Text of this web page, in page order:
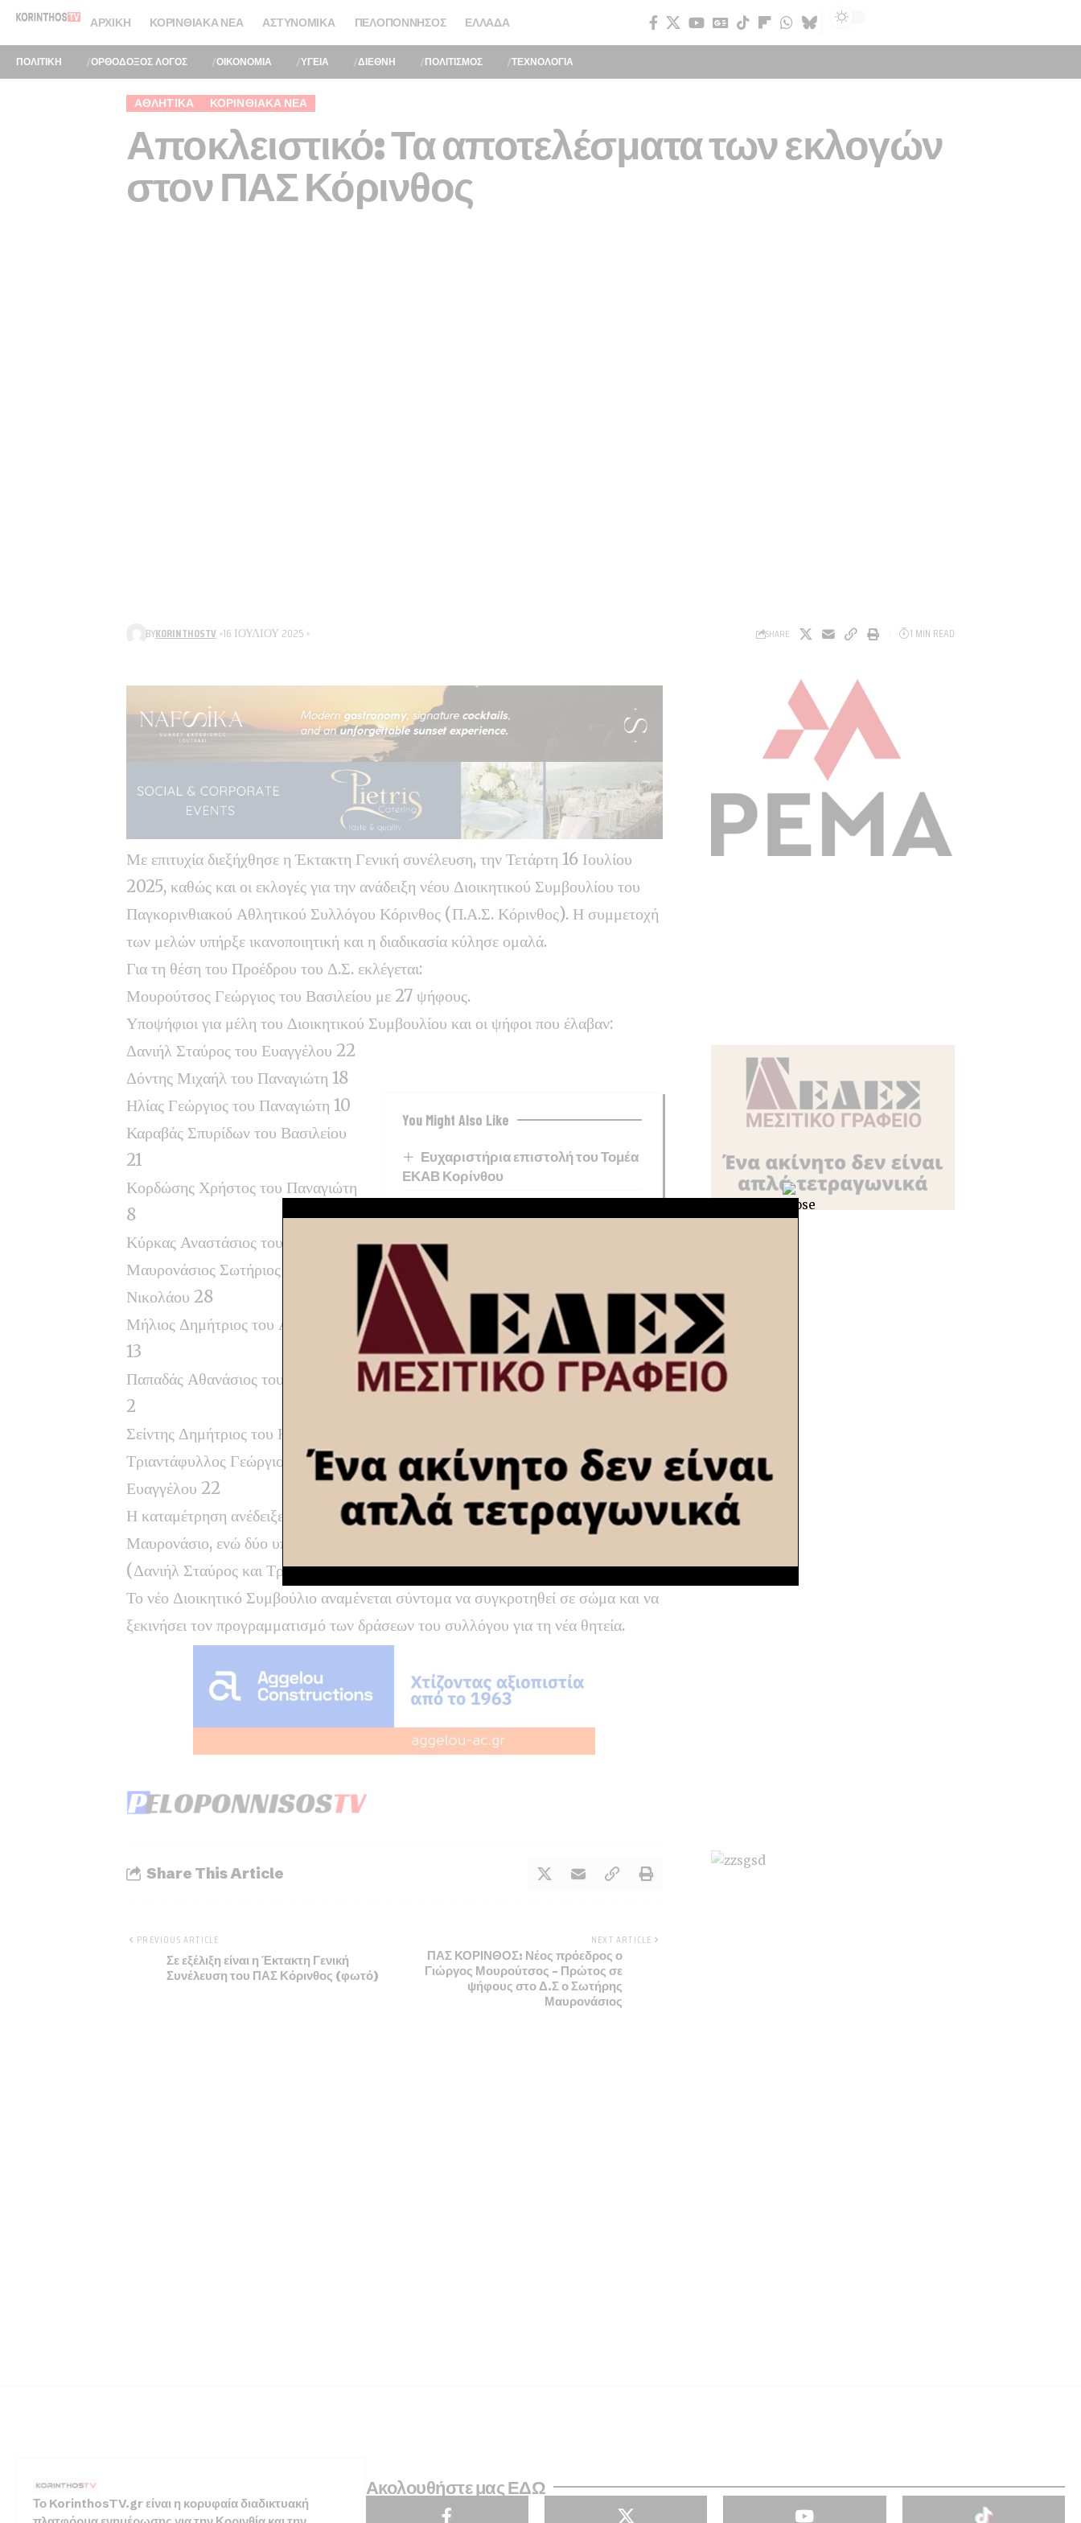
ΑΡΧΙΚΉ ΚΟΡΙΝΘΙΑΚΆ ΝΈΑ ΑΣΤΥΝΟΜΙΚΆ ΠΕΛΟΠΌΝΝΗΣΟΣ ΕΛΛΆΔΑ
ΠΟΛΙΤΙΚΗ ΟΡΘΟΔΟΞΟΣ ΛΟΓΟΣ ΟΙΚΟΝΟΜΙΑ ΥΓΕΙΑ ΔΙΕΘΝΗ ΠΟΛΙΤΙΣΜΟΣ ΤΕΧΝΟΛΟΓΙΑ
ΑΘΛΗΤΙΚΑ ΚΟΡΙΝΘΙΑΚΆ ΝΈΑ
Αποκλειστικό: Τα αποτελέσματα των εκλογών
στον ΠΑΣ Κόρινθος
BYKORINTHOSTV 16 ΙΟΥΛΊΟΥ 2025 SHARE 1 MIN READ
Με επιτυχία διεξήχθησε η Έκτακτη Γενική συνέλευση, την Τετάρτη 16 Ιουλίου
2025, καθώς και οι εκλογές για την ανάδειξη νέου Διοικητικού Συμβουλίου του
Παγκορινθιακού Αθλητικού Συλλόγου Κόρινθος (Π.Α.Σ. Κόρινθος). Η συμμετοχή
των μελών υπήρξε ικανοποιητική και η διαδικασία κύλησε ομαλά.
Για τη θέση του Προέδρου του Δ.Σ. εκλέγεται:
Μουρούτσος Γεώργιος του Βασιλείου με 27 ψήφους.
Υποψήφιοι για μέλη του Διοικητικού Συμβουλίου και οι ψήφοι που έλαβαν:
Δανιήλ Σταύρος του Ευαγγέλου 22
Δόντης Μιχαήλ του Παναγιώτη 18
You Might Also Like
Ευχαριστήρια επιστολή του Τομέα
ΕΚΑΒ Κορίνθου
φθορές σε κατάστημα – Καρέ καρέ η
επίθεση (video-φωτο)
Ίσθμια: Τέσσερις φωνές, μία
σκηνή και μία μοναδική μουσική
συνάντηση στον Κήπο της
Διώρυγας!
Γιορτάζει στις 23 Αυγούστου η
Παναγία Φανερωμένη στο Χιλιομόδι
Κορινθίας – Τριήμερος πανηγυρικός
Ηλίας Γεώργιος του Παναγιώτη 10
Καραβάς Σπυρίδων του Βασιλείου
21
Κορδώσης Χρήστος του Παναγιώτη
8
Κύρκας Αναστάσιος του Γεωργίου 4
Μαυρονάσιος Σωτήριος του
Νικολάου 28
Μήλιος Δημήτριος του Αθανασίου
13
Παπαδάς Αθανάσιος του Δημητρίου
2
Σείντης Δημήτριος του Κων/νου 14
Τριαντάφυλλος Γεώργιος του
Ευαγγέλου 22
Η καταμέτρηση ανέδειξε ως πρώτο σε ψήφους για μέλος Δ.Σ. τον Σωτήριο
Μαυρονάσιο, ενώ δύο υποψήφιοι ισοψήφησαν στη δεύτερη θέση με 22 ψήφους
(Δανιήλ Σταύρος και Τριαντάφυλλος Γεώργιος).
Το νέο Διοικητικό Συμβούλιο αναμένεται σύντομα να συγκροτηθεί σε σώμα και να
ξεκινήσει τον προγραμματισμό των δράσεων του συλλόγου για τη νέα θητεία.
Share This Article
PREVIOUS ARTICLE
Σε εξέλιξη είναι η Έκτακτη Γενική
Συνέλευση του ΠΑΣ Κόρινθος (φωτό)
NEXT ARTICLE
ΠΑΣ ΚΟΡΙΝΘΟΣ: Νέος πρόεδρος ο
Γιώργος Μουρούτσος – Πρώτος σε
ψήφους στο Δ.Σ ο Σωτήρης
Μαυρονάσιος
Το KorinthosTV.gr είναι η κορυφαία διαδικτυακή
Ακολουθήστε μας ΕΔΩ